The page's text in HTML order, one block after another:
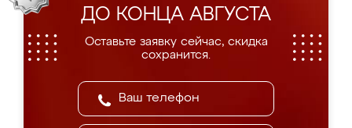
ДО КОНЦА АВГУСТА
Оставьте заявку сейчас, скидка
сохранится.